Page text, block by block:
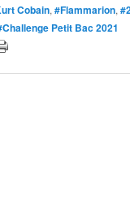
Cobain, #Flammarion,
Petit Bac 2021